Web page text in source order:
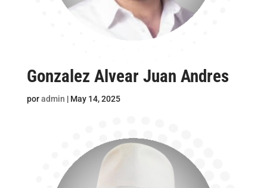
Gonzalez Alvear Juan Andres
poradmin | May 14, 2025